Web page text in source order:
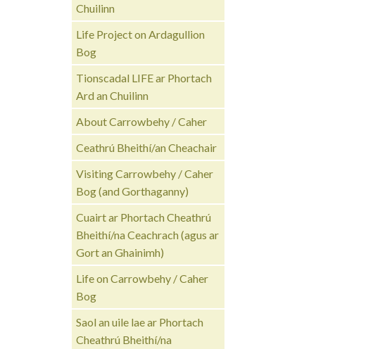
Chuilinn
Life Project on Ardagullion
Bog
Tionscadal LIFE ar Phortach
Ard an Chuilinn
About Carrowbehy / Caher
Ceathrú Bheithí/an Cheachair
Visiting Carrowbehy / Caher
Bog (and Gorthaganny)
Cuairt ar Phortach Cheathrú
Bheithí/na Ceachrach (agus ar
Gort an Ghainimh)
Life on Carrowbehy / Caher
Bog
Saol an uile lae ar Phortach
Cheathrú Bheithí/na